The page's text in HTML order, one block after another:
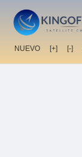
NUEVO [+] [-]